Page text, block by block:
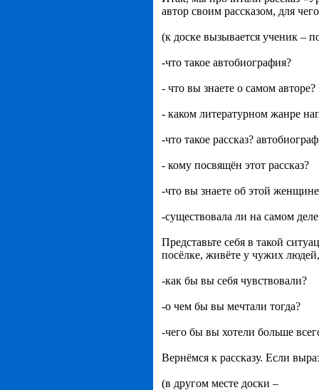
автор своим рассказом, для
(к доске вызывается ученик –
-что такое автобиография?
- что вы знаете о самом
- каком литературном жанре
-что такое рассказ?
- кому посвящён этот рассказ?
-что вы знаете об этой
-существовала ли на самом
Представьте себя в такой
посёлке, живёте у чужих
-как бы вы себя чувствовали?
-о чем бы вы мечтали тогда?
-чего бы вы хотели больше
Вернёмся к рассказу. Если
(в другом месте доски –